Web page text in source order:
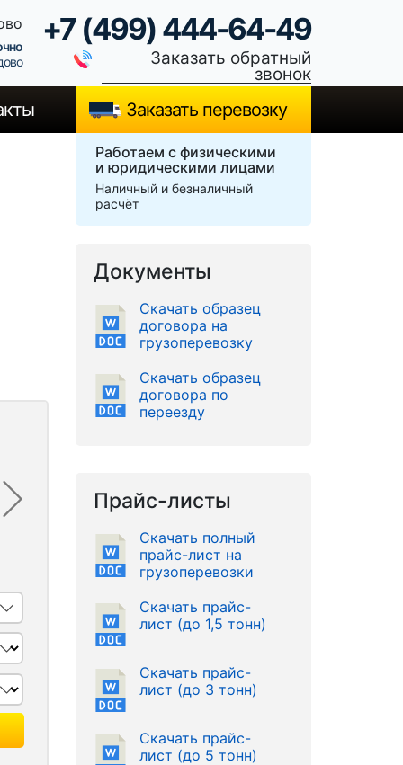
+7 (499) 444-64-49
Заказать обратный
звонок
Заказать перевозку
Работаем с физическими
и юридическими лицами
Наличный и безналичный
расчёт
Документы
Скачать образец
договора на
грузоперевозку
Скачать образец
договора по
переезду
Прайс-листы
Скачать полный
прайс-лист на
грузоперевозки
Скачать прайс-
лист (до 1,5 тонн)
Скачать прайс-
лист (до 3 тонн)
Скачать прайс-
лист (до 5 тонн)